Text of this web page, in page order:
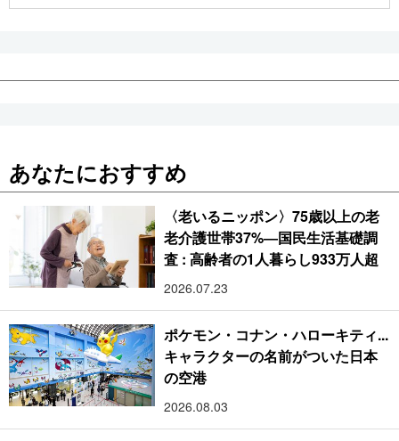
あなたにおすすめ
〈老いるニッポン〉75歳以上の老
老介護世帯37%―国民生活基礎調
査 : 高齢者の1人暮らし933万人超
2026.07.23
ポケモン・コナン・ハローキティ...
キャラクターの名前がついた日本
の空港
2026.08.03